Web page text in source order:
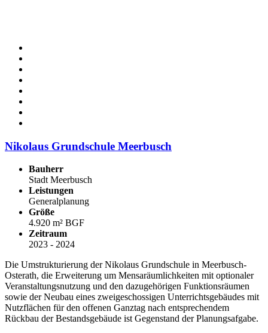
Nikolaus Grundschule Meerbusch
Bauherr
Stadt Meerbusch
Leistungen
Generalplanung
Größe
4.920 m² BGF
Zeitraum
2023 - 2024
Die Umstrukturierung der Nikolaus Grundschule in Meerbusch-
Osterath, die Erweiterung um Mensaräumlichkeiten mit optionaler
Veranstaltungsnutzung und den dazugehörigen Funktionsräumen
sowie der Neubau eines zweigeschossigen Unterrichtsgebäudes mit
Nutzflächen für den offenen Ganztag nach entsprechendem
Rückbau der Bestandsgebäude ist Gegenstand der Planungsafgabe.